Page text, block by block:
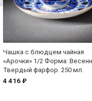
Чашка с блюдцем чайная
«Арочки» 1/2 Форма:
Твердый фарфор. 250 мл.
4 416 ₽